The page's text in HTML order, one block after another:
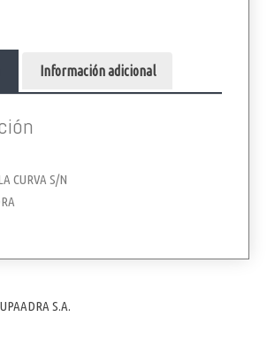
S.A.
Información adicional
CURVA S/N